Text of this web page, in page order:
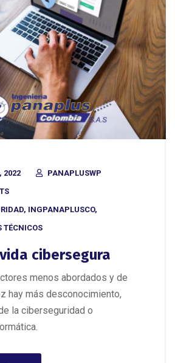
2022
PANAPLUSWP
, INGPANAPLUSCO,
TÉCNICOS
cibersegura
menos abordados y de
hay más desconocimiento,
la ciberseguridad o